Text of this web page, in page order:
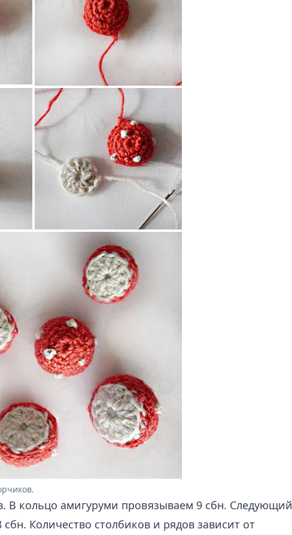
В кольцо амигуруми провязываем 9 сбн. Следующий
сбн. Количество столбиков и рядов зависит от